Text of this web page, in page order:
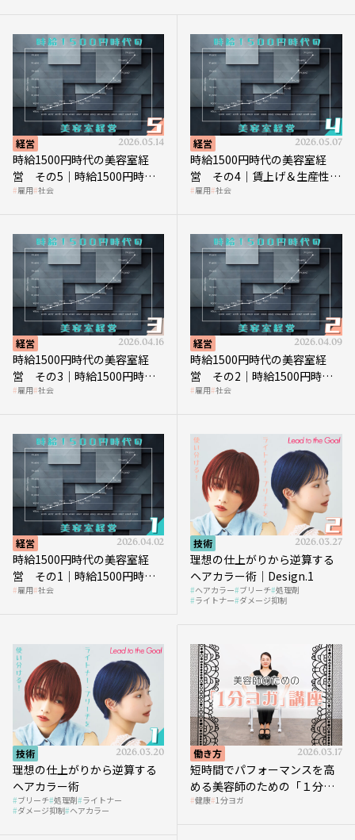
経営 2026.05.14
時給1500円時代の美容室経
営 その5｜時給1500円時代
の到来は美容業の収益構造を
雇用 社会
経営 2026.05.07
時給1500円時代の美容室経
営 その4｜賃上げ＆生産性向
上につなげる賢い助成金活用
雇用 社会
経営 2026.04.16
時給1500円時代の美容室経
営 その3｜時給1500円時
代、美容業はどのような影響
雇用 社会
経営 2026.04.09
時給1500円時代の美容室経
営 その2｜時給1500円時代
に支払う給与はいくらなのか
雇用 社会
経営 2026.04.02
時給1500円時代の美容室経
営 その1｜時給1500円時代
へ向かう社会的背景
雇用 社会
技術 2026.03.27
理想の仕上がりから逆算する
ヘアカラー術｜Design.1
ヘアカラー ブリーチ 処理剤
ライトナー ダメージ抑制
技術 2026.03.20
理想の仕上がりから逆算する
ヘアカラー術
ブリーチ 処理剤 ライトナー
ダメージ抑制 ヘアカラー
働き方 2026.03.17
短時間でパフォーマンスを高
める美容師のための「１分ヨ
ガ」講座｜実践編
健康 1分ヨガ